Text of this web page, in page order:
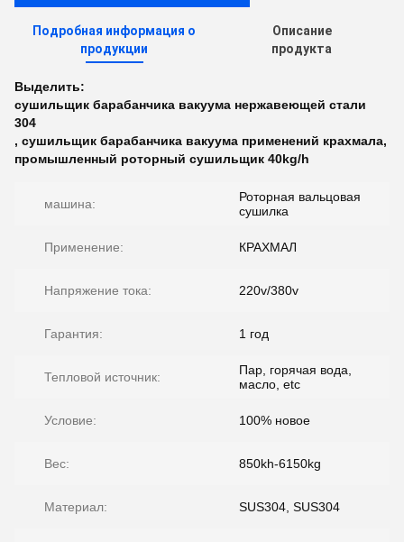
Подробная информация о
продукции
Описание
продукта
Выделить:
сушильщик барабанчика вакуума нержавеющей стали
304
, сушильщик барабанчика вакуума применений крахмала,
промышленный роторный сушильщик 40kg/h
машина:
Роторная вальцовая
сушилка
Применение: КРАХМАЛ
Напряжение тока: 220v/380v
Гарантия: 1 год
Тепловой источник:
Пар, горячая вода,
масло, etc
Условие: 100% новое
Вес: 850kh-6150kg
Материал: SUS304, SUS304